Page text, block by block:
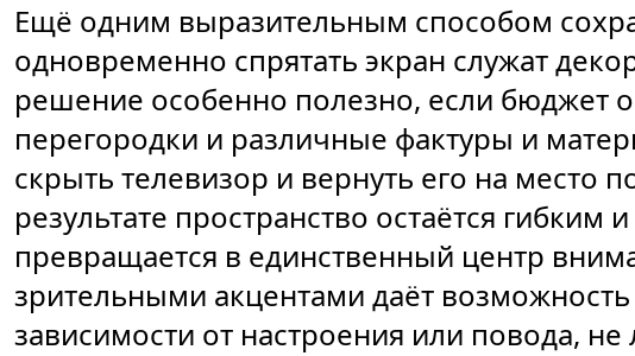
Ещё одним выразительным способом
одновременно спрятать экран служат
решение особенно полезно, если бюджет
перегородки и различные фактуры и
скрыть телевизор и вернуть его на место
результате пространство остаётся гибким
превращается в единственный центр
зрительными акцентами даёт
зависимости от настроения или повода,